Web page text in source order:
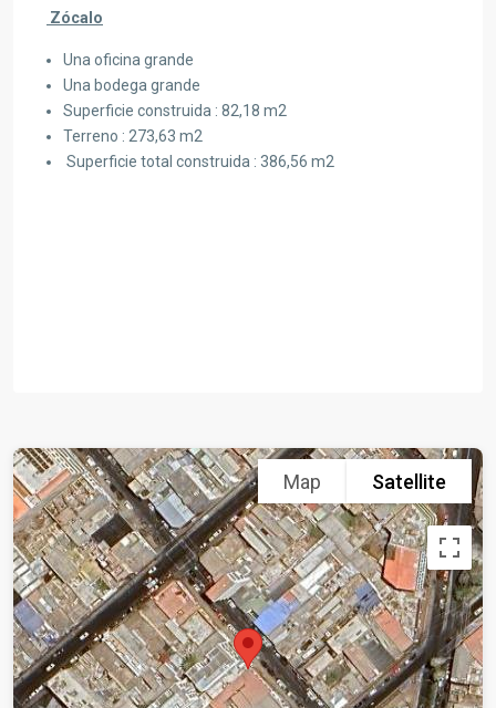
Zócalo
Una oficina grande
Una bodega grande
Superficie construida : 82,18 m2
Terreno : 273,63 m2
Superficie total construida : 386,56 m2
Map Satellite